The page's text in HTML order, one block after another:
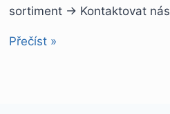
sortiment → Kontaktovat nás
Přečíst »